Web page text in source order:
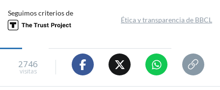
Seguimos criterios de
Ética y transparencia de BBCL
2746
visitas